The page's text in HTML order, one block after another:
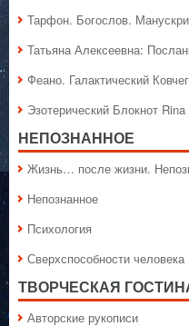
Тарфон. Богослов.
Татьяна Алексеевна:
Феано. Галактический Ковчег
Эзотерический Блокнот Rina
НЕПОЗНАННОЕ
Жизнь… после жизни.
Непознанное
Психология
Сверхспособности человека
ТВОРЧЕСКАЯ
Авторские рукописи